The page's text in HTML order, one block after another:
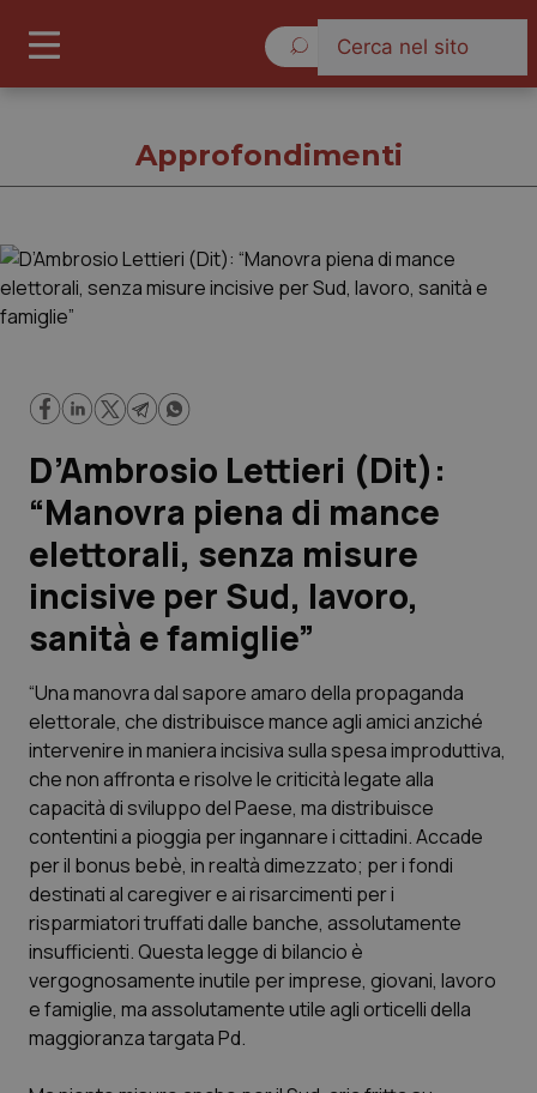
Governo e Parlamento
Regioni e Asl
Lavoro e Professioni
Scienza e Farmaci
Studi e Analisi
Lettere al direttore
Edizioni Regionali
QS Pro
Professionisti Sanitari.AI
Abruzzo
Basilicata
QS Pro Gold
Artrite & artrosi
QS Club Newsletter
Approfondimenti
D’Ambrosio Lettieri (Dit):
“Manovra piena di mance
elettorali, senza misure
incisive per Sud, lavoro,
sanità e famiglie”
“Una manovra dal sapore amaro della propaganda
elettorale, che distribuisce mance agli amici anziché
intervenire in maniera incisiva sulla spesa improduttiva,
che non affronta e risolve le criticità legate alla
capacità di sviluppo del Paese, ma distribuisce
contentini a pioggia per ingannare i cittadini. Accade
per il bonus bebè, in realtà dimezzato; per i fondi
destinati al caregiver e ai risarcimenti per i
risparmiatori truffati dalle banche, assolutamente
insufficienti. Questa legge di bilancio è
vergognosamente inutile per imprese, giovani, lavoro
e famiglie, ma assolutamente utile agli orticelli della
maggioranza targata Pd.